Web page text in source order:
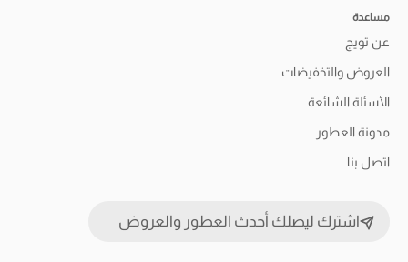
مساعدة
عن تويج
العروض والتخفيضات
الأسئلة الشائعة
مدونة العطور
اتصل بنا
اشترك ليصلك أحدث العطور والعروض